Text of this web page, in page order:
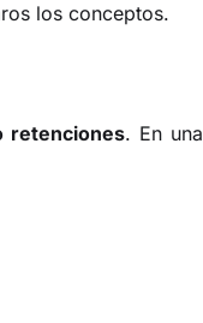
los conceptos.
retenciones. En una